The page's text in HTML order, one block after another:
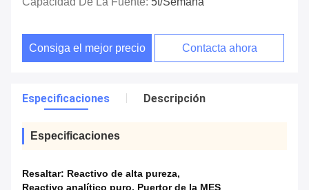
Consiga el mejor precio Contacta ahora
Especificaciones Descripción
Especificaciones
Resaltar: Reactivo de alta pureza,
Reactivo analítico puro, Puertor de la MES